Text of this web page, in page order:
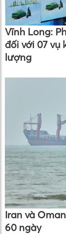
Vĩnh Long:
đối với 07 vụ
lượng
Iran và
60 ngày